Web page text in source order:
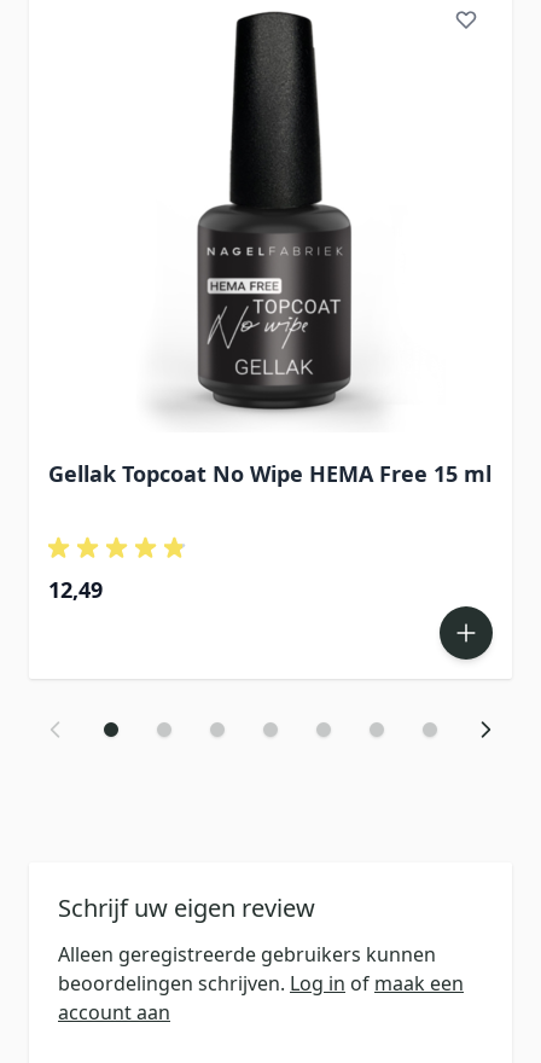
Gellak Topcoat No Wipe HEMA Free 15 ml
12,49
Schrijf uw eigen review
Alleen geregistreerde gebruikers kunnen
beoordelingen schrijven. Log in of maak een
account aan